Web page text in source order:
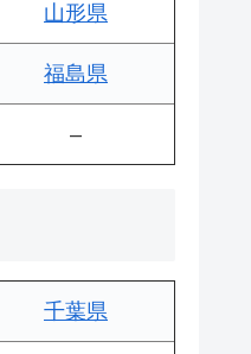
山形県
福島県
–
千葉県